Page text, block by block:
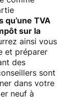
qu’une TVA
sur la
ainsi vous
et préparer
des
sont
dans votre
neuf à